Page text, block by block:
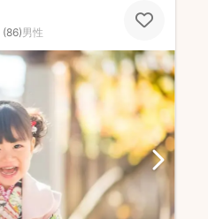
(86)男性